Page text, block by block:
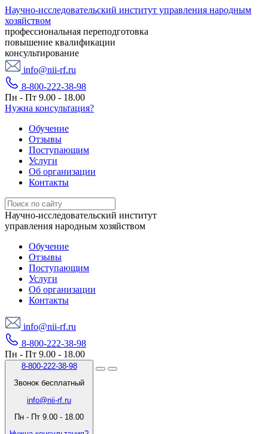
Научно-исследовательский институт управления народным
хозяйством
профессиональная переподготовка
повышение квалификации
консультирование
info@nii-rf.ru
8-800-222-38-98
Пн - Пт 9.00 - 18.00
Нужна консультация?
Обучение
Отзывы
Поступающим
Услуги
Об организации
Контакты
Научно-исследовательский институт
управления народным хозяйством
Обучение
Отзывы
Поступающим
Услуги
Об организации
Контакты
info@nii-rf.ru
8-800-222-38-98
Пн - Пт 9.00 - 18.00
8-800-222-38-98
Звонок бесплатный
info@nii-rf.ru
Пн - Пт 9.00 - 18.00